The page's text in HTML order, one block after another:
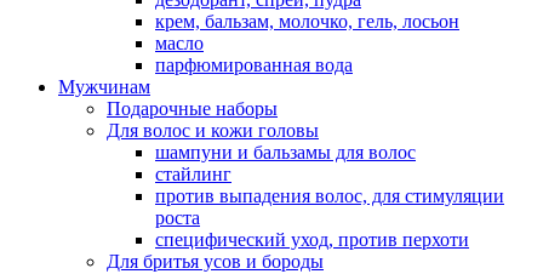
крем, бальзам, молочко, гель, лосьон
масло
парфюмированная вода
Мужчинам
Подарочные наборы
Для волос и кожи головы
шампуни и бальзамы для волос
стайлинг
против выпадения волос, для стимуляции
роста
специфический уход, против перхоти
Для бритья усов и бороды